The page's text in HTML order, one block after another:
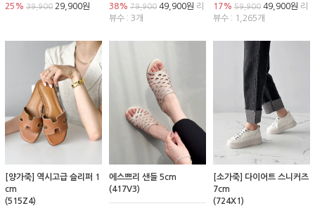
25% 39,900 29,900원 38% 79,90049,900원 리
뷰수 : 3개
17% 59,90049,900원 리
뷰수 : 1,265개
[양가죽] 역시고급 슬리퍼 1
cm
(515Z4)
에스쁘리 샌들 5cm
(417V3)
[소가죽] 다이어트 스니커즈
7cm
(724X1)